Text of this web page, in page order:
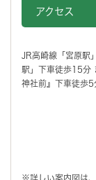
アクセス
JR高崎線「宮原
駅」下車徒歩15分
神社
※詳しい案内図は、